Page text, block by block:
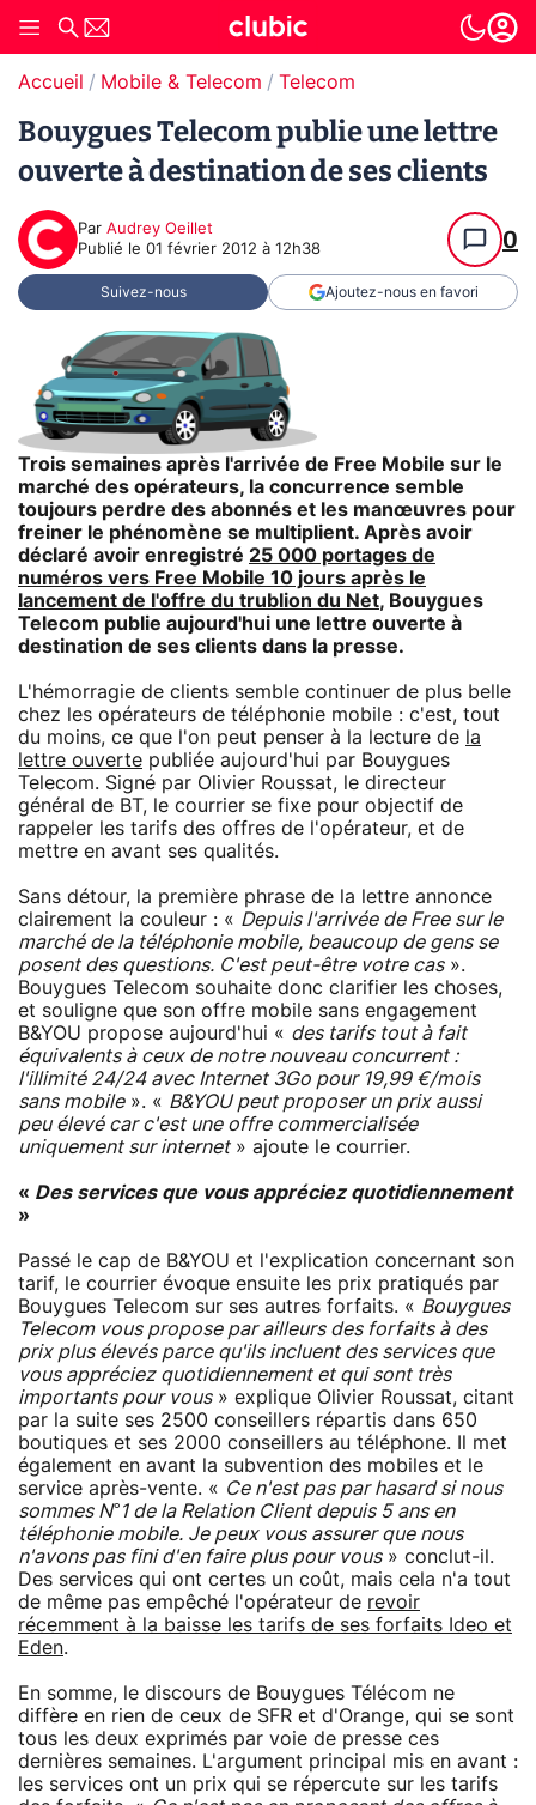
Accueil Mobile & Telecom Telecom
Bouygues Telecom publie une lettre
ouverte à destination de ses clients
Par Audrey Oeillet
Publié le 01 février 2012 à 12h38 0
Suivez-nous Ajoutez-nous en favori
Trois semaines après l'arrivée de Free Mobile sur le
marché des opérateurs, la concurrence semble
toujours perdre des abonnés et les manœuvres pour
freiner le phénomène se multiplient. Après avoir
déclaré avoir enregistré 25 000 portages de
numéros vers Free Mobile 10 jours après le
lancement de l'offre du trublion du Net, Bouygues
Telecom publie aujourd'hui une lettre ouverte à
destination de ses clients dans la presse.
L'hémorragie de clients semble continuer de plus belle
chez les opérateurs de téléphonie mobile : c'est, tout
du moins, ce que l'on peut penser à la lecture de la
lettre ouverte publiée aujourd'hui par Bouygues
Telecom. Signé par Olivier Roussat, le directeur
général de BT, le courrier se fixe pour objectif de
rappeler les tarifs des offres de l'opérateur, et de
mettre en avant ses qualités.
Sans détour, la première phrase de la lettre annonce
clairement la couleur : « Depuis l'arrivée de Free sur le
marché de la téléphonie mobile, beaucoup de gens se
posent des questions. C'est peut-être votre cas».
Bouygues Telecom souhaite donc clarifier les choses,
et souligne que son offre mobile sans engagement
B&YOU propose aujourd'hui « des tarifs tout à fait
équivalents à ceux de notre nouveau concurrent :
l'illimité 24/24 avec Internet 3Go pour 19,99 €/mois
sans mobile». « B&YOU peut proposer un prix aussi
peu élevé car c'est une offre commercialisée
uniquement sur internet» ajoute le courrier.
« Des services que vous appréciez quotidiennement
»
Passé le cap de B&YOU et l'explication concernant son
tarif, le courrier évoque ensuite les prix pratiqués par
Bouygues Telecom sur ses autres forfaits. « Bouygues
Telecom vous propose par ailleurs des forfaits à des
prix plus élevés parce qu'ils incluent des services que
vous appréciez quotidiennement et qui sont très
importants pour vous» explique Olivier Roussat, citant
par la suite ses 2500 conseillers répartis dans 650
boutiques et ses 2000 conseillers au téléphone. Il met
également en avant la subvention des mobiles et le
service après-vente. « Ce n'est pas par hasard si nous
sommes N°1 de la Relation Client depuis 5 ans en
téléphonie mobile. Je peux vous assurer que nous
n'avons pas fini d'en faire plus pour vous» conclut-il.
Des services qui ont certes un coût, mais cela n'a tout
de même pas empêché l'opérateur de revoir
récemment à la baisse les tarifs de ses forfaits Ideo et
Eden.
En somme, le discours de Bouygues Télécom ne
diffère en rien de ceux de SFR et d'Orange, qui se sont
tous les deux exprimés par voie de presse ces
dernières semaines. L'argument principal mis en avant :
les services ont un prix qui se répercute sur les tarifs